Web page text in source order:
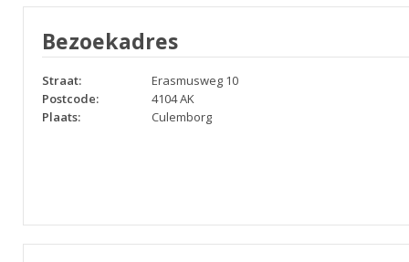
Bezoekadres
Straat:
Erasmusweg 10
Postcode:
4104 AK
Plaats:
Culemborg